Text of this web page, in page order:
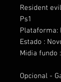
Resident
Ps1
Plataforma:
Estado :
Midia fundo
Opcional -